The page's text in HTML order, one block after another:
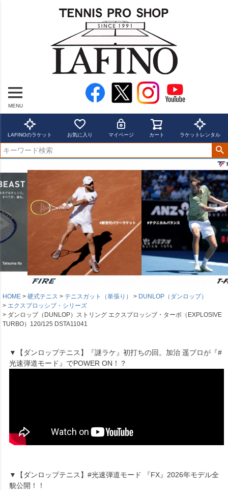
MENU
LAFINOのラケット お気に入り マイページ カート ラケットレンタル
HOME 硬式テニス テニスガット（単張り）
DUNLOP（ダンロップ）
エクスプロッシブ・シリーズ
ダンロップ（DUNLOP）ストリング エクスプロッシブ・ターボ（EXPLOSIVE
TURBO）120/125 DSTA11041
▼【ダンロップテニス】『謎ラケ』初打ちの回。加治 遥プロが『#
光速弾道モード』でPOWER ON！？
▼【ダンロップテニス】#光速弾道モード 『FX』2026年モデル全
貌公開！！